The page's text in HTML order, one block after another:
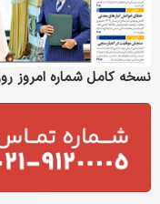
نسخه کامل شماره امروز